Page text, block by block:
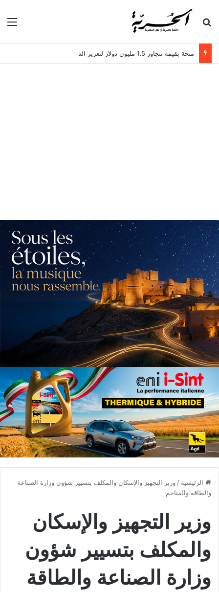
بحث عن
الرئيسية / وزير التجهيز والإسكان والمكلف بتسيير شؤون وزارة الصناعة
والطاقة والمناجم
وزير التجهيز والإسكان
والمكلف بتسيير شؤون
وزارة الصناعة والطاقة